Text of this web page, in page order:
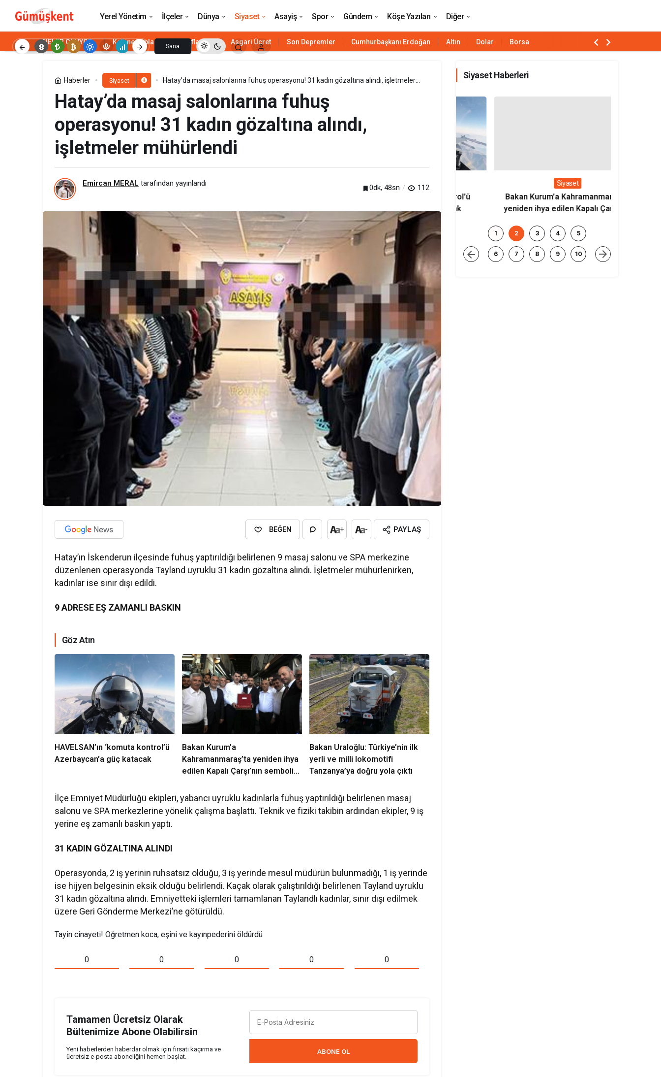
Yerel Yönetim İlçeler Dünya Siyaset Asayiş Spor Gündem Köşe Yazıları Diğer
Sana
NELER OLUYOR Kabine Toplantısı Enflasyon Asgari Ücret Son Depremler Cumhurbaşkanı Erdoğan Altın Dolar Borsa
Haberler Siyaset
Hatay’da masaj salonlarına fuhuş operasyonu! 31 kadın gözaltına alındı, işletmeler
Hatay’da masaj salonlarına fuhuş
operasyonu! 31 kadın gözaltına alındı,
işletmeler mühürlendi
Emircan MERAL tarafından yayınlandı
0dk, 48sn 112
BEĞEN + - PAYLAŞ
Hatay’ın İskenderun ilçesinde fuhuş yaptırıldığı belirlenen 9 masaj salonu ve SPA merkezine
düzenlenen operasyonda Tayland uyruklu 31 kadın gözaltına alındı. İşletmeler mühürlenirken,
kadınlar ise sınır dışı edildi.
9 ADRESE EŞ ZAMANLI BASKIN
Göz Atın
HAVELSAN’ın ‘komuta kontrol’ü
Azerbaycan’a güç katacak
Bakan Kurum’a
Kahramanmaraş’ta yeniden ihya
edilen Kapalı Çarşı’nın sembolik
Bakan Uraloğlu: Türkiye’nin ilk
yerli ve milli lokomotifi
Tanzanya’ya doğru yola çıktı
İlçe Emniyet Müdürlüğü ekipleri, yabancı uyruklu kadınlarla fuhuş yaptırıldığı belirlenen masaj
salonu ve SPA merkezlerine yönelik çalışma başlattı. Teknik ve fiziki takibin ardından ekipler, 9 iş
yerine eş zamanlı baskın yaptı.
31 KADIN GÖZALTINA ALINDI
Operasyonda, 2 iş yerinin ruhsatsız olduğu, 3 iş yerinde mesul müdürün bulunmadığı, 1 iş yerinde
ise hijyen belgesinin eksik olduğu belirlendi. Kaçak olarak çalıştırıldığı belirlenen Tayland uyruklu
31 kadın gözaltına alındı. Emniyetteki işlemleri tamamlanan Taylandlı kadınlar, sınır dışı edilmek
üzere Geri Gönderme Merkezi’ne götürüldü.
Tayin cinayeti! Öğretmen koca, eşini ve kayınpederini öldürdü
0 0 0 0 0
Tamamen Ücretsiz Olarak
Bültenimize Abone Olabilirsin
Yeni haberlerden haberdar olmak için fırsatı kaçırma ve
ücretsiz e-posta aboneliğini hemen başlat.
ABONE OL
Siyaset Haberleri
Siyaset
Bakan Kurum’a Kahramanmaraş’ta
yeniden ihya edilen Kapalı Çarşı’nın
1 2 3 4 5
6 7 8 9 10
Pakistan’da can pazarı! Şiddetli yağışlar sonrası 7 ölü, 33 yaralı